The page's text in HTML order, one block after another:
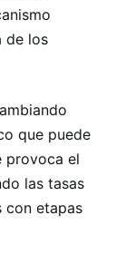
de los
que puede
provoca el
las tasas
con etapas